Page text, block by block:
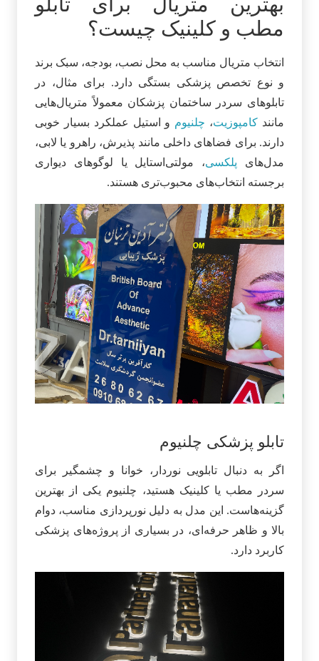
مطب و کلینیک چیست؟
انتخاب متریال مناسب به محل نصب، بودجه، سبک برند
و نوع تخصص پزشکی بستگی دارد. برای مثال، در
تابلوهای سردر ساختمان پزشکان معمولاً متریال‌هایی
مانند کامپوزیت، چلنیوم و استیل عملکرد بسیار خوبی
دارند. برای فضاهای داخلی مانند پذیرش، راهرو یا لابی،
مدل‌های پلکسی، مولتی‌استایل یا لوگوهای دیواری
برجسته انتخاب‌های محبوب‌تری هستند.
تابلو پزشکی چلنیوم
اگر به دنبال تابلویی نوردار، خوانا و چشمگیر برای
سردر مطب یا کلینیک هستید، چلنیوم یکی از بهترین
گزینه‌هاست. این مدل به دلیل نورپردازی مناسب، دوام
بالا و ظاهر حرفه‌ای، در بسیاری از پروژه‌های پزشکی
کاربرد دارد.